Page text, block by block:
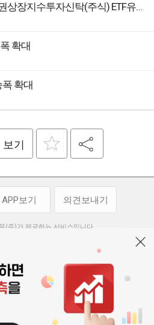
미래에셋 TIGER 모멘텀증권상장지수투자신탁(주식) ETF유동성공급자(LP)와유동성공급계약의체결ㆍ변경ㆍ해지안내
확대
폭 확대
기
APP보기 의견보내기
(주)가 제공하는 서비스입니다.
정에서 오류나 지연이 발생할 수 있습니다.
의한 투자 결과에 대하여 법적인 책임을
제공되는 정보의 무단 배포를 금합니다.
호정책 개인정보처리방침
센터 |
오픈소스 라이선스
초구 강남대로 369, 15층
사업자 등록번호 119-86-54968